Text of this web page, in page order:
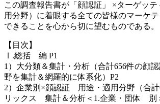
この調査報告書が「顔認証」 ×ターゲッ
用分野）に着眼する全ての皆様のマーケ
できることを心から切に望むものである。
【目次】
Ⅰ.総括 編 P1
1）大分類＆集計・分析（合計656件の顔
野を集計＆網羅的に体系化）P2
2）企業別×顔認証 用途・適用分野（合計
リックス 集計＆分析＜1.企業・団体 別